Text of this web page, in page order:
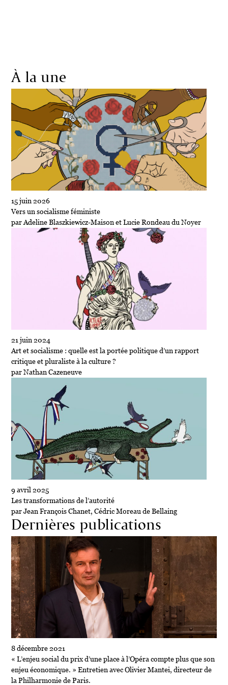
À la une
15 juin 2026
Vers un socialisme féministe
par Adeline Blaszkiewicz-Maison et Lucie Rondeau du Noyer
9 avril 2025
Les transformations de l’autorité
par Jean François Chanet, Cédric Moreau de Bellaing
21 juin 2024
Art et socialisme : quelle est la portée politique d’un rapport
critique et pluraliste à la culture ?
par Nathan Cazeneuve
Dernières publications
8 décembre 2021
« L’enjeu social du prix d’une place à l’Opéra compte plus que son
enjeu économique. » Entretien avec Olivier Mantei, directeur de
la Philharmonie de Paris.